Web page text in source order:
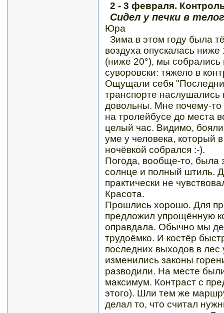
2 - 3 февраля.
Сидел у печки в
Юра
Зима в этом году была
воздуха опускалась
(ниже 20°), мы
суворовски: тяжело в
Ощущали себя
транспорте
довольны. Мне почему-то
на тролейбусе до места
целый час. Видимо,
уме у человека, который
ночёвкой собрался :-).
Погода, вообще-то, была
солнце и полный штиль.
практически не
Красота.
Прошлись хорошо. Для
предложил упрощённую
оправдала. Обычно мы
трудоёмко. И костёр
последних выходов в
изменились законы
разводили. На месте
максимум. Контраст с
этого). Шли тем же
делал то, что считал